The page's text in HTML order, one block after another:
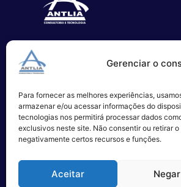
Gerenciar o
Para fornecer as melhores experiências,
armazenar e/ou acessar informações do
tecnologias nos permitirá processar dados
exclusivos neste site. Não consentir ou retirar
negativamente certos recursos e funções.
Aceitar Negar
de softwares e serviços de TI.
Alameda Campinas, 1100 –
São Paulo